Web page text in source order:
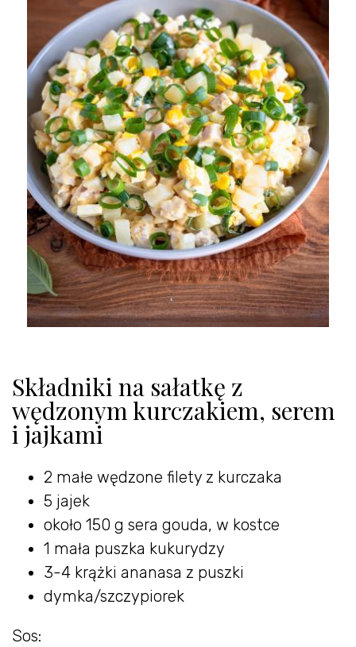
Składniki na sałatkę z
wędzonym kurczakiem, serem
i jajkami
2 małe wędzone filety z kurczaka
5 jajek
około 150 g sera gouda, w kostce
1 mała puszka kukurydzy
3-4 krążki ananasa z puszki
dymka/szczypiorek
Sos: